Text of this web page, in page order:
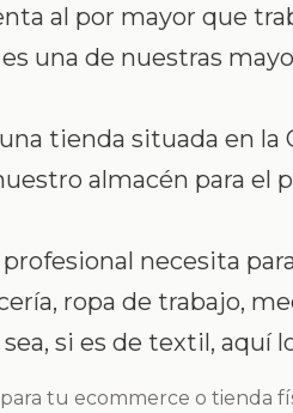
al por mayor que
una de nuestras
tienda situada en la
almacén para el
necesita
ropa de trabajo,
si es de textil, aquí
tu ecommerce o tienda